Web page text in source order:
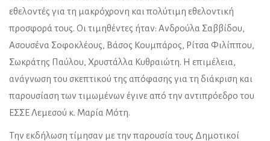
εθελοντές για τη μακρόχρονη και πολύτιμη εθελοντική
προσφορά τους. Οι τιμηθέντες ήταν: Ανδρούλα Σαββίδου,
Ασουσένα Σοφοκλέους, Βάσος Κουμπάρος, Ρίτσα Φιλίππου,
Σωκράτης Παύλου, Χρυστάλλα Κυθραιώτη. Η επιμέλεια,
ανάγνωση του σκεπτικού της απόφασης για τη διάκριση και
παρουσίαση των τιμωμένων έγινε από την αντιπρόεδρο του
ΕΣΣΕ Λεμεσού κ. Μαρία Μότη.
Την εκδήλωση τίμησαν με την παρουσία τους Δημοτικοί